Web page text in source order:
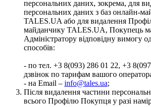
персональних даних, зокрема, для
персональних даних з баз онлайн-
TALES.UA або для видалення
майданчику TALES.UA, Покупець
Адміністратору відповідну вимогу
способів:
- по тел. +3 8(093) 286 01 22, +3
дзвінок по тарифам вашого
- на Email – info@tales.ua;
Після видалення частини
всього Профілю Покупця у разі